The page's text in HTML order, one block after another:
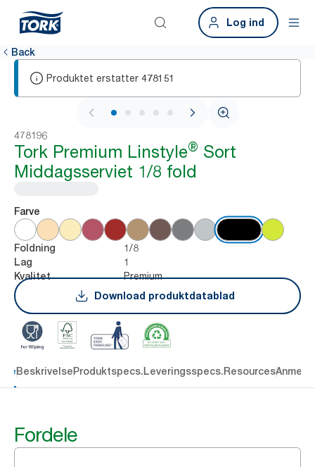
Log ind
Back
Produktet erstatter 478151
1 / 5
478196
Tork Premium Linstyle® Sort
Middagsserviet 1/8 fold
Farve
Foldning 1/8
Lag 1
Kvalitet
Premium
Download produktdatablad
BeskrivelseProduktspecs.Leveringsspecs.Resources
Fordele